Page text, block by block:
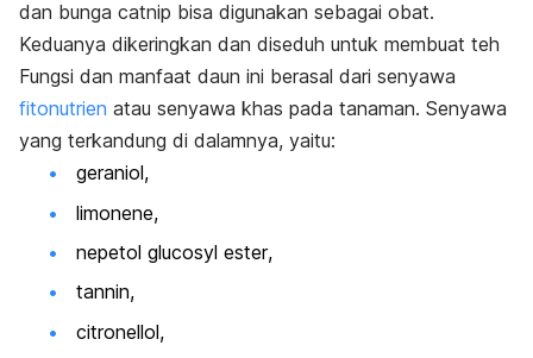
dan bunga catnip bisa digunakan sebagai obat.
Keduanya dikeringkan dan diseduh untuk membuat teh
Fungsi dan manfaat daun ini berasal dari senyawa
fitonutrien atau senyawa khas pada tanaman. Senyawa
yang terkandung di dalamnya, yaitu:
geraniol,
limonene,
nepetol glucosyl ester,
tannin,
citronellol,